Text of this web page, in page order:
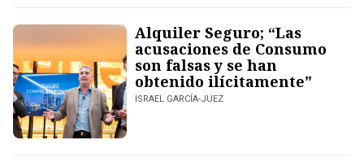
Alquiler Seguro; “Las
acusaciones de Consumo
son falsas y se han
obtenido ilícitamente"
ISRAEL GARCÍA-JUEZ